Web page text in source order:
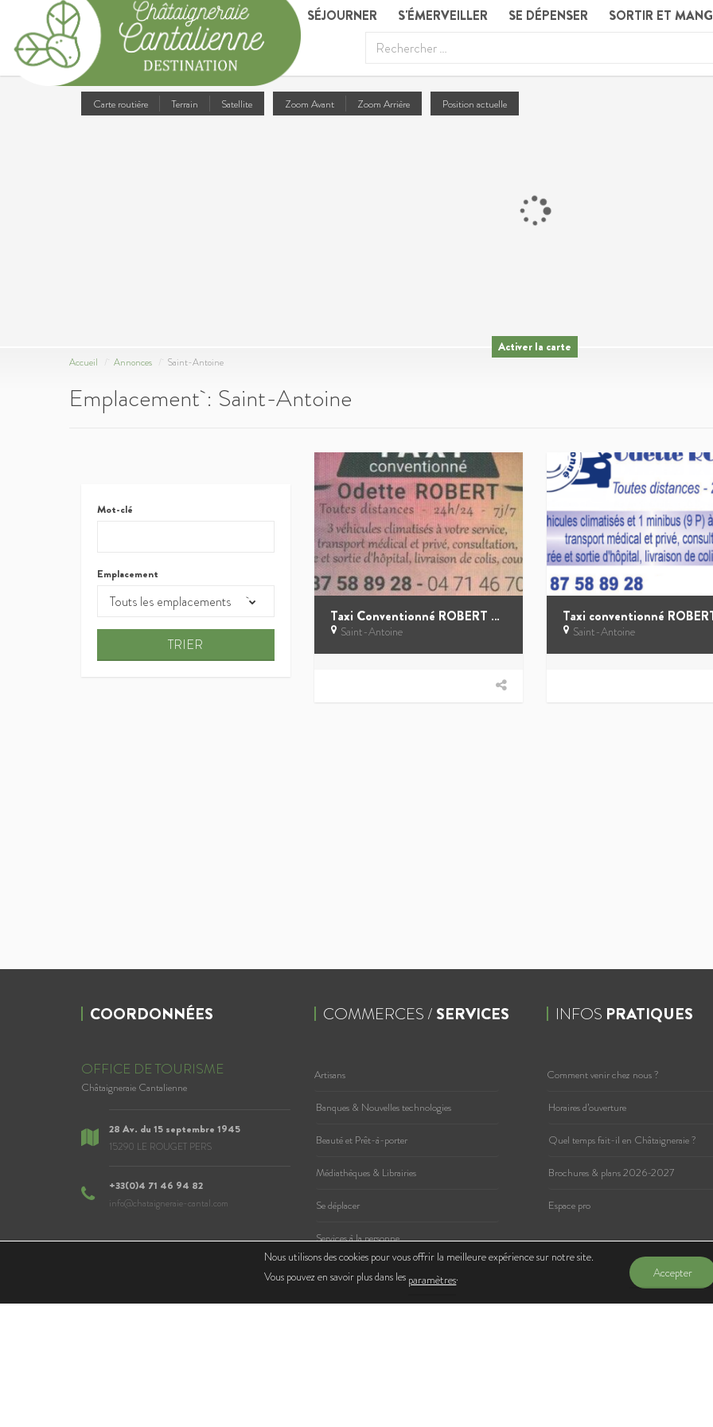
SÉJOURNER S'ÉMERVEILLER SE DÉPENSER SORTIR ET
Activer la carte
Carte routière Terrain Satellite Zoom Avant Zoom Arrière Position actuelle
Accueil Annonces Saint-Antoine
Emplacement : Saint-Antoine
Mot-clé
Emplacement
Touts les emplacements
TRIER
Taxi Conventionné ROBERT Odette
Saint-Antoine Saint-Antoine
COORDONNÉES
OFFICE DE TOURISME
Châtaigneraie Cantalienne
28 Av. du 15 septembre 1945
15290 LE ROUGET PERS
+33(0)4 71 46 94 82
info@chataigneraie-cantal.com
COMMERCES / SERVICES
Artisans
Banques & Nouvelles technologies
Beauté et Prêt-à-porter
Médiathèques & Librairies
Se déplacer
Services à la personne
INFOS PRATIQUES
Comment venir chez nous ?
Horaires d’ouverture
Quel temps fait-il en Châtaigneraie ?
Brochures & plans 2026-2027
Espace pro
Nous utilisons des cookies pour vous offrir la meilleure expérience sur notre site.
Vous pouvez en savoir plus dans les paramètres. Accepter